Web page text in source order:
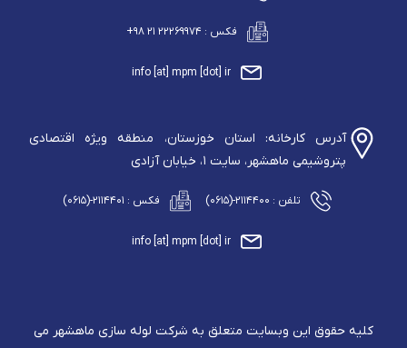
فکس : ۲۲۲۶۹۹۷۴ ۲۱ ۹۸+
info [at] mpm [dot] ir
آدرس کارخانه: استان خوزستان، منطقه ویژه اقتصادی
پتروشیمی ماهشهر، سایت ۱، خیابان آزادی
تلفن : ۲۱۱۴۴۰۰-(۰۶۱۵) فکس : ۲۱۱۴۴۰۱-(۰۶۱۵)
info [at] mpm [dot] ir
کلیه حقوق این وبسایت متعلق به شرکت لوله سازی ماهشهر می